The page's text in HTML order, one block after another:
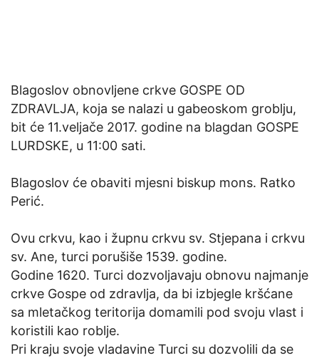
Blagoslov obnovljene crkve GOSPE OD
ZDRAVLJA, koja se nalazi u gabeoskom groblju,
bit će 11.veljače 2017. godine na blagdan GOSPE
LURDSKE, u 11:00 sati.
Blagoslov će obaviti mjesni biskup mons. Ratko
Perić.
Ovu crkvu, kao i župnu crkvu sv. Stjepana i crkvu
sv. Ane, turci porušiše 1539. godine.
Godine 1620. Turci dozvoljavaju obnovu najmanje
crkve Gospe od zdravlja, da bi izbjegle kršćane
sa mletačkog teritorija domamili pod svoju vlast i
koristili kao roblje.
Pri kraju svoje vladavine Turci su dozvolili da se